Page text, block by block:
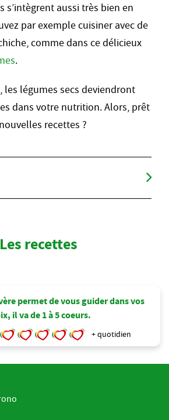
s’intègrent aussi très bien en
par exemple cuisiner avec de
comme dans ce délicieux
.
les légumes secs deviendront
dans votre nutrition. Alors, prêt
recettes ?
Les recettes
permet de vous guider dans vos
il va de 1 à 5 coeurs.
+ quotidien